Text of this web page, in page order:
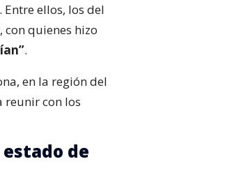
ellos, los del
con quienes hizo
.
en la región del
reunir con los
de